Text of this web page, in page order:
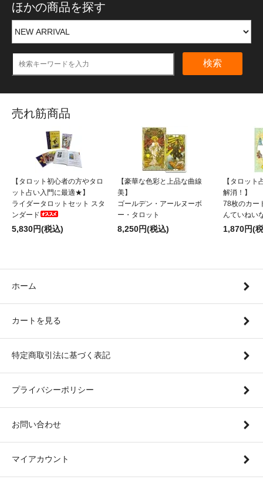
ほかの商品を探す
検索
売れ筋商品
【タロット初心者の方やタロ
ット占い入門に最適★】
ライダータロットセット スタ
ンダード
5,830円(税込)
【豪華な色彩と上品な曲線
美】
ゴールデン・アールヌーボ
ー・タロット
8,250円(税込)
【タロット
解消！】
78枚のカー
んていねい
1,870円(
ホーム
カートを見る
特定商取引法に基づく表記
プライバシーポリシー
お問い合わせ
マイアカウント